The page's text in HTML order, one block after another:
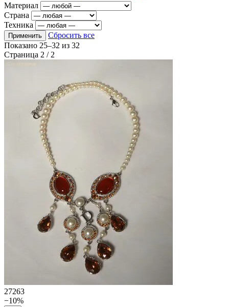
Материал
Страна
Техника
Применить
Сбросить все
Показано 25–32 из 32
Страница 2 / 2
27263
−10%